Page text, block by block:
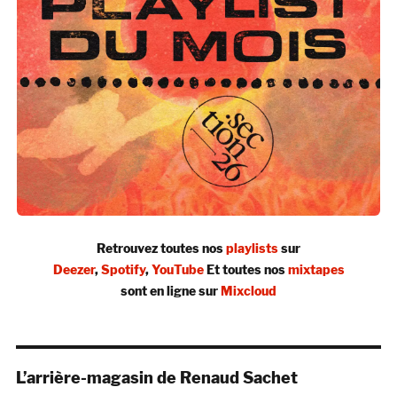
Retrouvez toutes nosplaylistssur
Deezer,Spotify,YouTubeEt toutes nosmixtapes
sont en ligne surMixcloud
L’arrière-magasin de Renaud Sachet